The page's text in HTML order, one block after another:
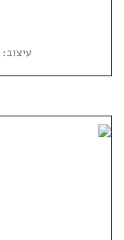
עיצוב: Mingazitinova Space Design